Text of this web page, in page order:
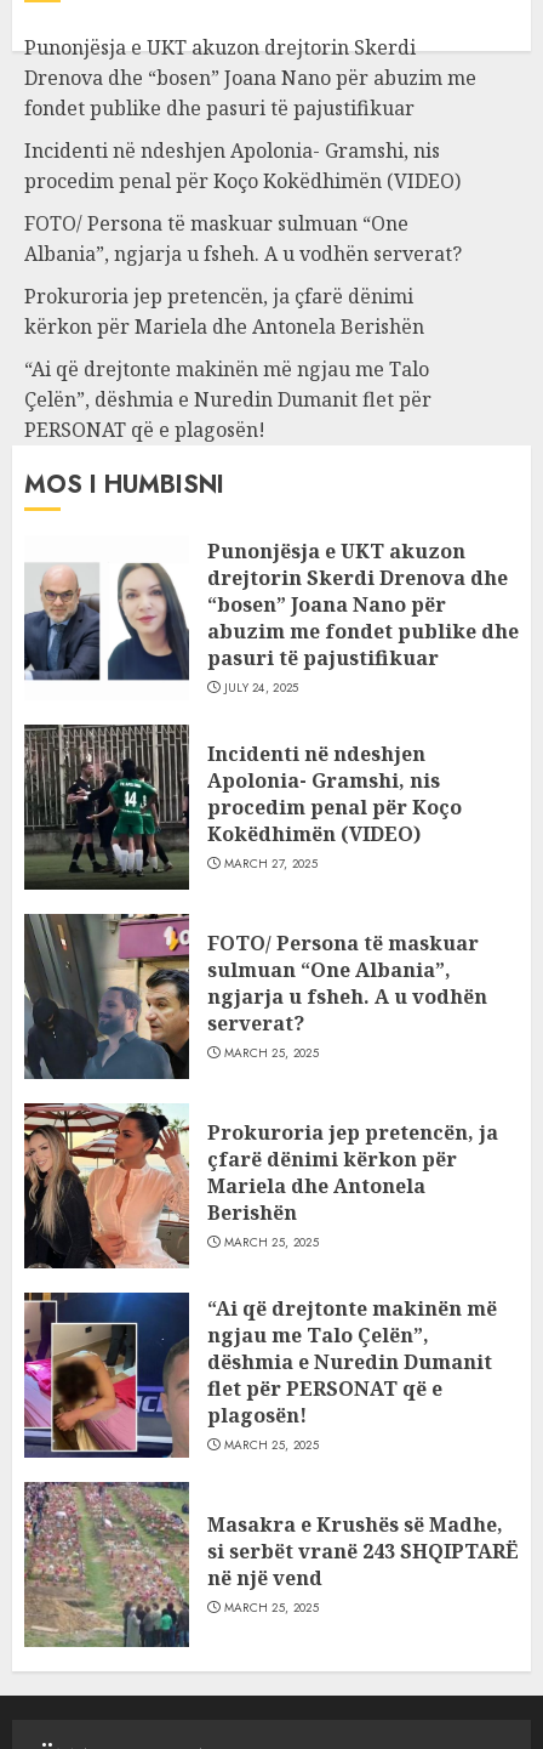
Punonjësja e UKT akuzon drejtorin Skerdi
Drenova dhe “bosen” Joana Nano për abuzim me
fondet publike dhe pasuri të pajustifikuar
Incidenti në ndeshjen Apolonia- Gramshi, nis
procedim penal për Koço Kokëdhimën (VIDEO)
FOTO/ Persona të maskuar sulmuan “One
Albania”, ngjarja u fsheh. A u vodhën serverat?
Prokuroria jep pretencën, ja çfarë dënimi
kërkon për Mariela dhe Antonela Berishën
“Ai që drejtonte makinën më ngjau me Talo
Çelën”, dëshmia e Nuredin Dumanit flet për
PERSONAT që e plagosën!
MOS I HUMBISNI
Punonjësja e UKT akuzon
drejtorin Skerdi Drenova dhe
“bosen” Joana Nano për
abuzim me fondet publike dhe
pasuri të pajustifikuar
JULY 24, 2025
Incidenti në ndeshjen
Apolonia- Gramshi, nis
procedim penal për Koço
Kokëdhimën (VIDEO)
MARCH 27, 2025
FOTO/ Persona të maskuar
sulmuan “One Albania”,
ngjarja u fsheh. A u vodhën
serverat?
MARCH 25, 2025
Prokuroria jep pretencën, ja
çfarë dënimi kërkon për
Mariela dhe Antonela
Berishën
MARCH 25, 2025
“Ai që drejtonte makinën më
ngjau me Talo Çelën”,
dëshmia e Nuredin Dumanit
flet për PERSONAT që e
plagosën!
MARCH 25, 2025
Masakra e Krushës së Madhe,
si serbët vranë 243 SHQIPTARË
në një vend
MARCH 25, 2025